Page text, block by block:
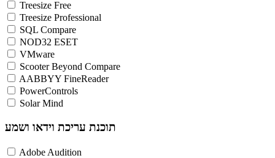
Treesize Free
Treesize Professional
SQL Compare
NOD32 ESET
VMware
Scooter Beyond Compare
AABBYY FineReader
PowerControls
Solar Mind
תוכנת עריכת וידאו ושמע
Adobe Audition